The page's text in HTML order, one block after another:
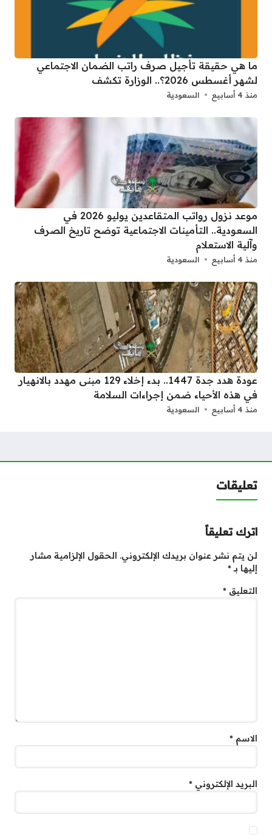
ما هي حقيقة تأجيل صرف راتب الضمان الاجتماعي
لشهر أغسطس 2026؟.. الوزارة تكشف
منذ 4 أسابيع السعودية
موعد نزول رواتب المتقاعدين يوليو 2026 في
السعودية.. التأمينات الاجتماعية توضح تاريخ الصرف
وآلية الاستعلام
منذ 4 أسابيع السعودية
عودة هدد جدة 1447.. بدء إخلاء 129 مبنى مهدد بالانهيار
في هذه الأحياء ضمن إجراءات السلامة
منذ 4 أسابيع السعودية
تعليقات
اترك تعليقاً
لن يتم نشر عنوان بريدك الإلكتروني. الحقول الإلزامية مشار
إليها بـ*
التعليق *
الاسم *
البريد الإلكتروني *